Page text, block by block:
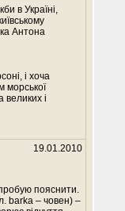
в Україні,
Антона
і хоча
морської
великих і
19.01.2010
пояснити.
barka – човен) –